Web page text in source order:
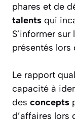
phares et de
talents qui
S’informer sur
présentés lors
Le rapport
capacité à
des concepts
d’affaires lors